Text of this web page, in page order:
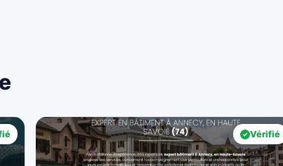
Vérifié